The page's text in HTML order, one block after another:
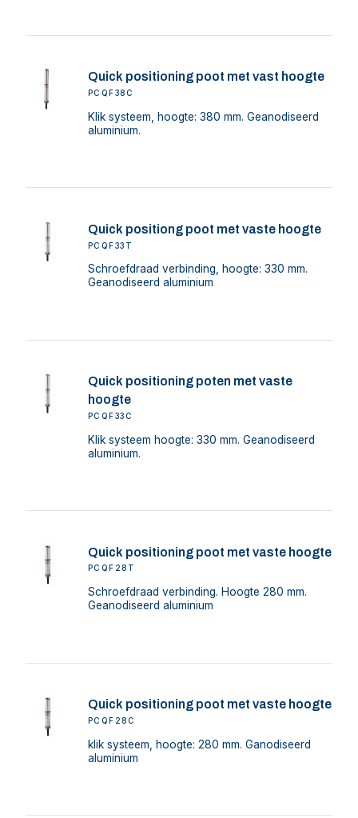
Quick positioning poot met vast hoogte
PCQF38C
Klik systeem, hoogte: 380 mm. Geanodiseerd
aluminium.
Quick positiong poot met vaste hoogte
PCQF33T
Schroefdraad verbinding, hoogte: 330 mm.
Geanodiseerd aluminium
Quick positioning poten met vaste
hoogte
PCQF33C
Klik systeem hoogte: 330 mm. Geanodiseerd
aluminium.
Quick positioning poot met vaste hoogte
PCQF28T
Schroefdraad verbinding. Hoogte 280 mm.
Geanodiseerd aluminium
Quick positioning poot met vaste hoogte
PCQF28C
klik systeem, hoogte: 280 mm. Ganodiseerd
aluminium